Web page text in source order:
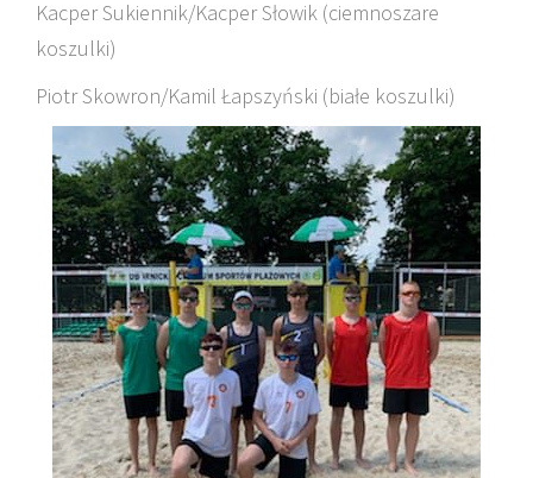
Kacper Sukiennik/Kacper Słowik (ciemnoszare
koszulki)
Piotr Skowron/Kamil Łapszyński (białe koszulki)